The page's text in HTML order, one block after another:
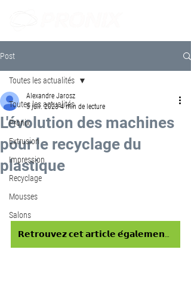
Post
Toutes les actualités
Pronix
Extrusion
Impression
Recyclage
Mousses
Salons
Toutes les actualités
L'évolution des machines
pour le recyclage du
plastique
Alexandre Jarosz
5 juil. 2023 4 min de lecture